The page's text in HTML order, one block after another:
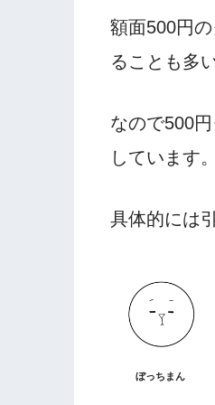
額面500円
ることも多
なので500
しています。
具体的には
ぼっちまん